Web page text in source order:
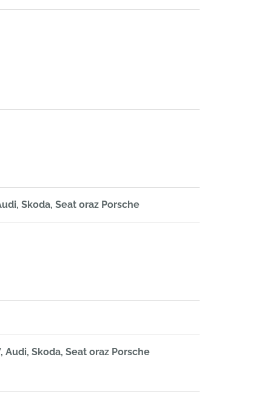
Skoda, Seat oraz Porsche
Skoda, Seat oraz Porsche